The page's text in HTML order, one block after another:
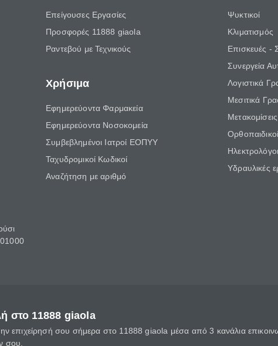
Επείγουσες Εργασίες
Προσφορές 11888 giaola
Ραντεβού με Τεχνικούς
Χρήσιμα
Εφημερεύοντα Φαρμακεία
Εφημερεύοντα Νοσοκομεία
Συμβεβλημένοι Ιατροί ΕΟΠΥΥ
Ταχυδρομικοί Κωδικοί
Αναζήτηση με αριθμό
Ψυκτικοί
Κλιματισμός
Επισκευές -
Συνεργεία
Λογιστικά
Μεσιτικά
Υδραυλικές
στο 11888 giaola
επιχείρησή σου σήμερα στο 11888 giaola μέσα από 3 κανάλια
σου.